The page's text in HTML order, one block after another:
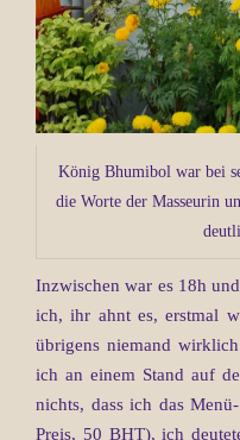
König Bhumibol war bei
die Worte der Masseurin
Inzwischen war es 18h
ich, ihr ahnt es, erstmal
übrigens niemand
ich an einem Stand auf
nichts, dass ich das
Preis, 50 BHT), ich